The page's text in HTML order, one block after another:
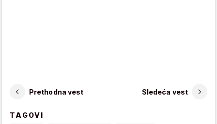
Prethodna vest Sledeća vest
TAGOVI